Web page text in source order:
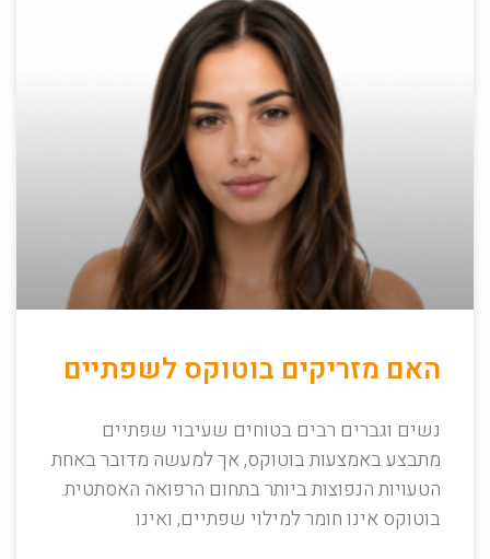
האם מזריקים בוטוקס לשפתיים
נשים וגברים רבים בטוחים שעיבוי שפתיים
מתבצע באמצעות בוטוקס, אך למעשה מדובר באחת
הטעויות הנפוצות ביותר בתחום הרפואה האסתטית.
בוטוקס אינו חומר למילוי שפתיים, ואינו